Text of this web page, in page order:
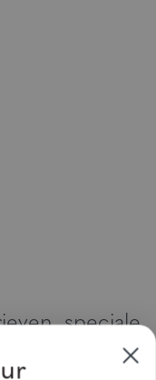
speciale
te